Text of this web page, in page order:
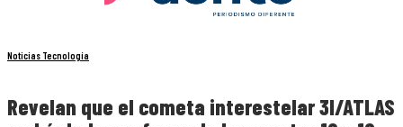
Noticias Tecnología
Revelan que el cometa interestelar 3I/ATLAS